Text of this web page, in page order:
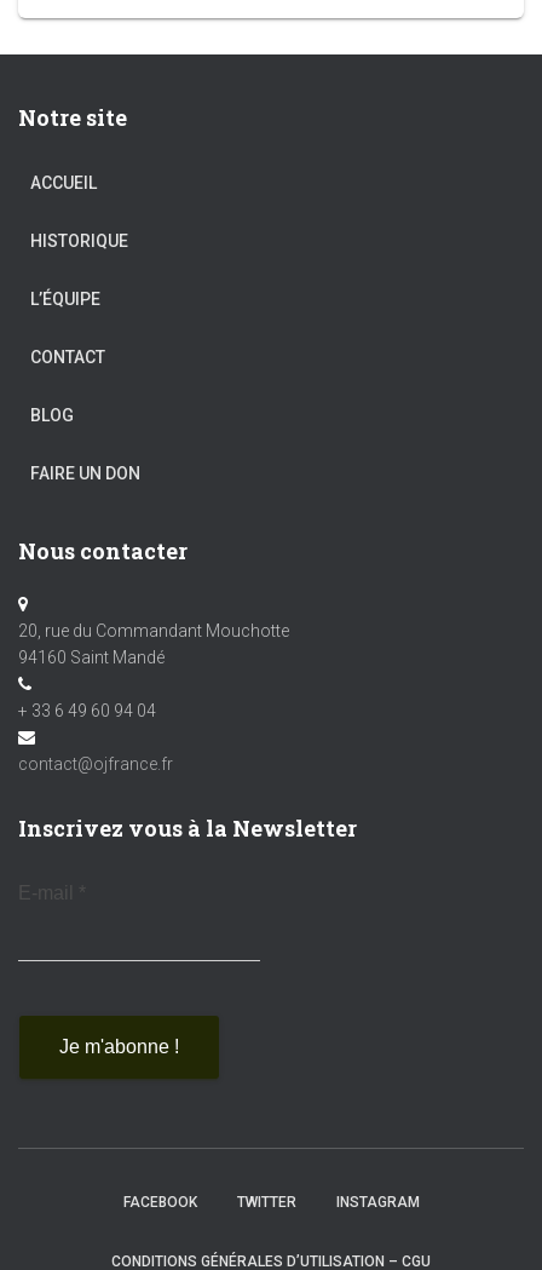
Notre site
ACCUEIL
HISTORIQUE
L’ÉQUIPE
CONTACT
BLOG
FAIRE UN DON
Nous contacter
20, rue du Commandant Mouchotte
94160 Saint Mandé
+ 33 6 49 60 94 04
contact@ojfrance.fr
Inscrivez vous à la Newsletter
E-mail *
FACEBOOK TWITTER INSTAGRAM
CONDITIONS GÉNÉRALES D’UTILISATION – CGU